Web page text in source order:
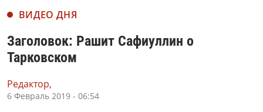
ВИДЕО ДНЯ
Заголовок: Рашит Сафиуллин о
Тарковском
Редактор,
6 Февраль 2019 - 06:54